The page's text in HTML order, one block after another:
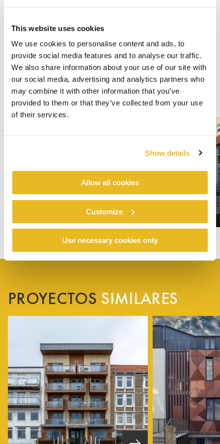
This website uses cookies
We use cookies to personalise content and ads, to
provide social media features and to analyse our traffic.
We also share information about your use of our site with
our social media, advertising and analytics partners who
may combine it with other information that you’ve
provided to them or that they’ve collected from your use
of their services.
Show details
Allow all cookies
Customize
Use necessary cookies only
PROYECTOS SIMILARES